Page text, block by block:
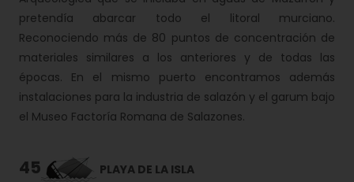
pretendía abarcar todo el litoral murciano.
Reconociendo más de 80 puntos de concentración de
materiales similares a los anteriores y de todas las
épocas. En el mismo puerto encontramos además
instalaciones para la industria de salazón y el garum bajo
el Museo Factoría Romana de Salazones.
45 PLAYA DE LA ISLA